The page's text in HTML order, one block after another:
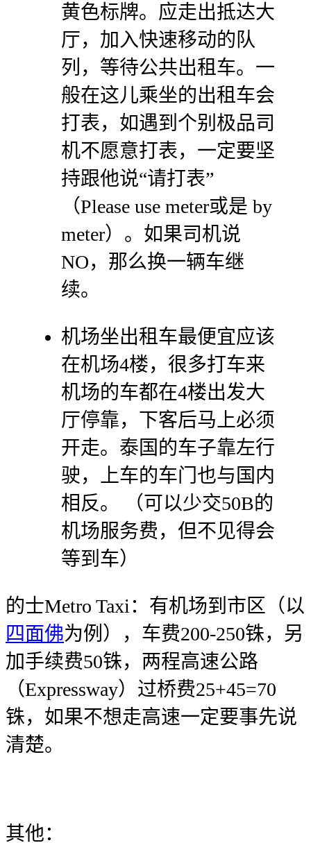
黄色标牌。应走出抵达大
厅，加入快速移动的队
列，等待公共出租车。一
般在这儿乘坐的出租车会
打表，如遇到个别极品司
机不愿意打表，一定要坚
持跟他说“请打表”
（Please use meter或是 by
meter）。如果司机说
NO，那么换一辆车继
续。
机场坐出租车最便宜应该
在机场4楼，很多打车来
机场的车都在4楼出发大
厅停靠，下客后马上必须
开走。泰国的车子靠左行
驶，上车的车门也与国内
相反。 （可以少交50B的
机场服务费，但不见得会
等到车）
的士Metro Taxi：有机场到市区（以
四面佛为例），车费200-250铢，另
加手续费50铢，两程高速公路
（Expressway）过桥费25+45=70
铢，如果不想走高速一定要事先说
清楚。
其他：